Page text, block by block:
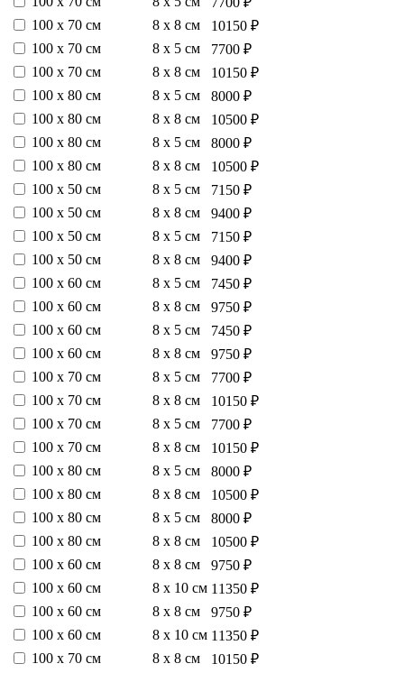
100 х 70 см
8 х 8 см
10150 ₽
100 х 70 см
8 х 5 см
7700 ₽
100 х 70 см
8 х 8 см
10150 ₽
100 х 80 см
8 х 5 см
8000 ₽
100 х 80 см
8 х 8 см
10500 ₽
100 х 80 см
8 х 5 см
8000 ₽
100 х 80 см
8 х 8 см
10500 ₽
100 х 50 см
8 х 5 см
7150 ₽
100 х 50 см
8 х 8 см
9400 ₽
100 х 50 см
8 х 5 см
7150 ₽
100 х 50 см
8 х 8 см
9400 ₽
100 х 60 см
8 х 5 см
7450 ₽
100 х 60 см
8 х 8 см
9750 ₽
100 х 60 см
8 х 5 см
7450 ₽
100 х 60 см
8 х 8 см
9750 ₽
100 х 70 см
8 х 5 см
7700 ₽
100 х 70 см
8 х 8 см
10150 ₽
100 х 70 см
8 х 5 см
7700 ₽
100 х 70 см
8 х 8 см
10150 ₽
100 х 80 см
8 х 5 см
8000 ₽
100 х 80 см
8 х 8 см
10500 ₽
100 х 80 см
8 х 5 см
8000 ₽
100 х 80 см
8 х 8 см
10500 ₽
100 х 60 см
8 х 8 см
9750 ₽
100 х 60 см
8 х 10 см 11350 ₽
100 х 60 см
8 х 8 см
9750 ₽
100 х 60 см
8 х 10 см 11350 ₽
100 х 70 см
8 х 8 см
10150 ₽